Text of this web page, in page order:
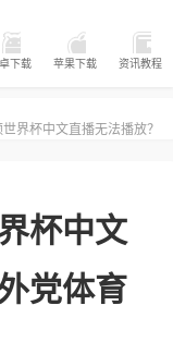
下载 苹果下载 资讯教程
界杯中文直播无法播放？
杯中文
党体育